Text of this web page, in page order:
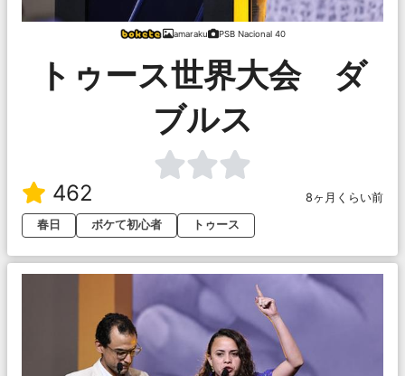
amaraku PSB Nacional 40
トゥース世界大会 ダ
ブルス
462
8ヶ月くらい前
春日
ボケて初心者 トゥース